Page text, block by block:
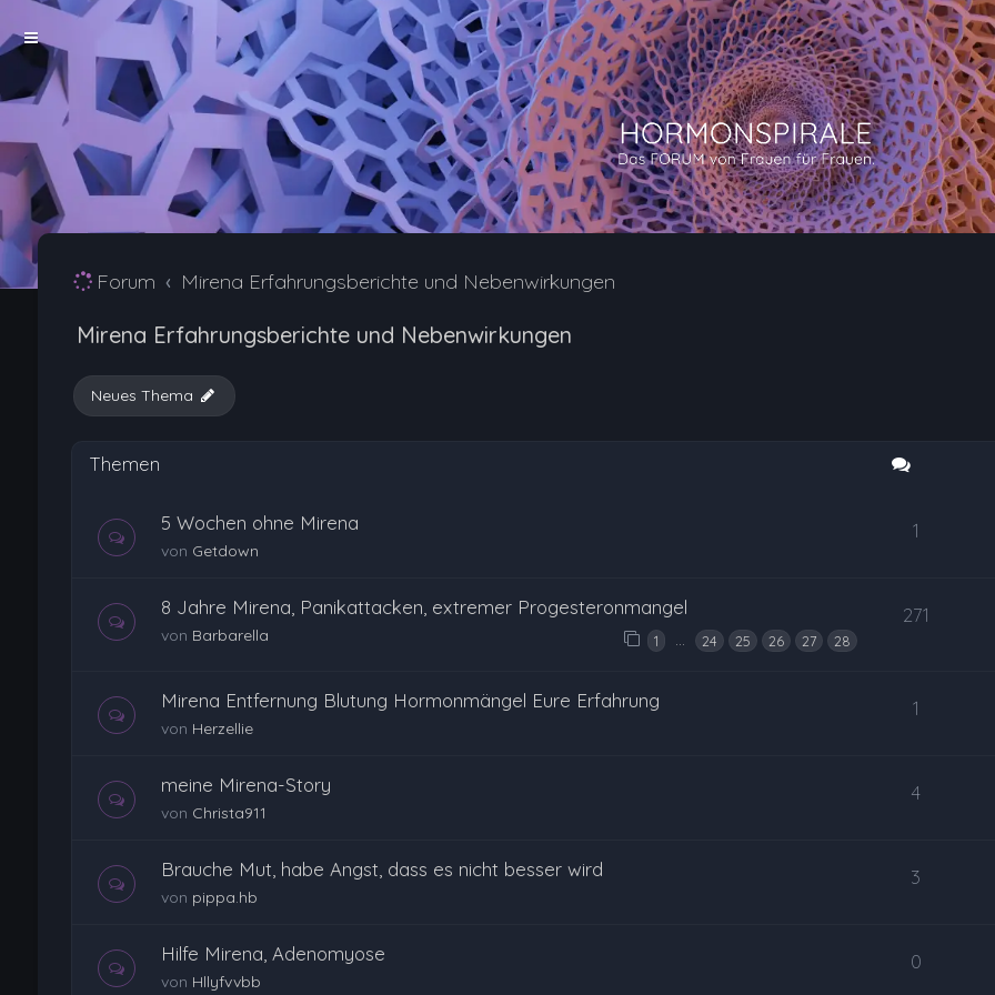
Forum Mirena Erfahrungsberichte und Nebenwirkungen
Mirena Erfahrungsberichte und Nebenwirkungen
Neues Thema
Themen
5 Wochen ohne Mirena
von Getdown
1
8 Jahre Mirena, Panikattacken, extremer Progesteronmangel
von Barbarella 1 … 24 25 26 27 28
271
Mirena Entfernung Blutung Hormonmängel Eure Erfahrung
von Herzellie
1
meine Mirena-Story
von Christa911
4
Brauche Mut, habe Angst, dass es nicht besser wird
von pippa.hb
3
Hilfe Mirena, Adenomyose
von Hllyfvvbb
0